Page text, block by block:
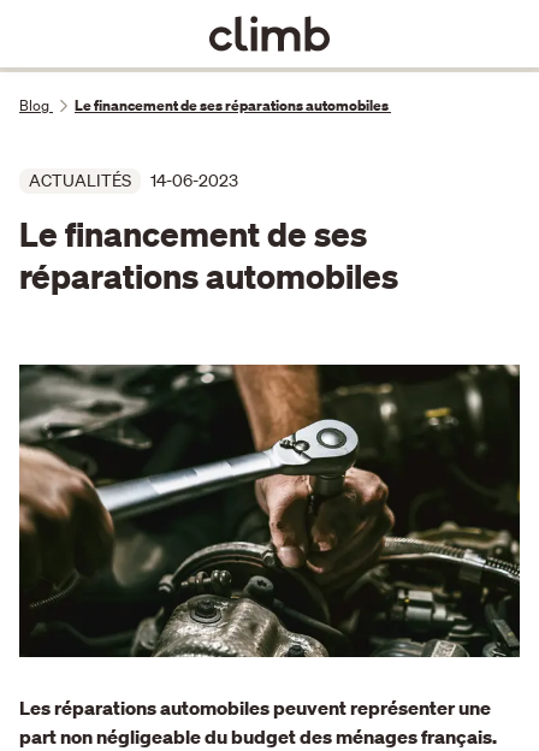
Blog Le financement de ses réparations automobiles
ACTUALITÉS 14-06-2023
Le financement de ses
réparations automobiles
Les réparations automobiles peuvent représenter une
part non négligeable du budget des ménages français.